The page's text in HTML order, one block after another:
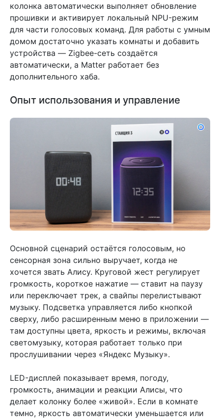
колонка автоматически выполняет обновление
прошивки и активирует локальный NPU-режим
для части голосовых команд. Для работы с умным
домом достаточно указать комнаты и добавить
устройства — Zigbee-сеть создаётся
автоматически, а Matter работает без
дополнительного хаба.
Опыт использования и управление
Основной сценарий остаётся голосовым, но
сенсорная зона сильно выручает, когда не
хочется звать Алису. Круговой жест регулирует
громкость, короткое нажатие — ставит на паузу
или переключает трек, а свайпы перелистывают
музыку. Подсветка управляется либо кнопкой
сверху, либо расширенным меню в приложении —
там доступны цвета, яркость и режимы, включая
светомузыку, которая работает только при
прослушивании через «Яндекс Музыку».
LED-дисплей показывает время, погоду,
громкость, анимации и реакции Алисы, что
делает колонку более «живой». Если в комнате
темно, яркость автоматически уменьшается или